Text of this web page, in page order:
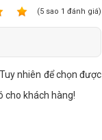
(5 sao 1 đánh giá)
nhiên để chọn được
cho khách hàng!